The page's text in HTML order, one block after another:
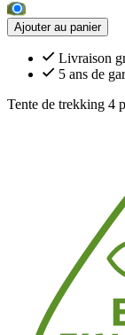
Ajouter au panier
Livraison
5 ans de
Tente de trekking 4